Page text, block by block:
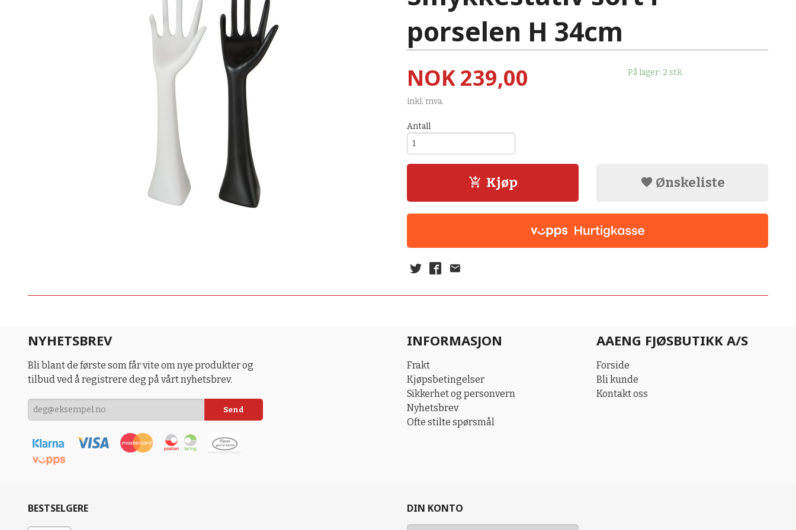
porselen H 34cm
Pris
NOK239,00
inkl. mva.
På lager: 2 stk.
Antall
Kjøp Ønskeliste
NYHETSBREV
Bli blant de første som får vite om nye produkter og
tilbud ved å registrere deg på vårt nyhetsbrev.
INFORMASJON
Frakt
Kjøpsbetingelser
Sikkerhet og personvern
Nyhetsbrev
Ofte stilte spørsmål
AAENG FJØSBUTIKK A/S
Forside
Bli kunde
Kontakt oss
BESTSELGERE DIN KONTO